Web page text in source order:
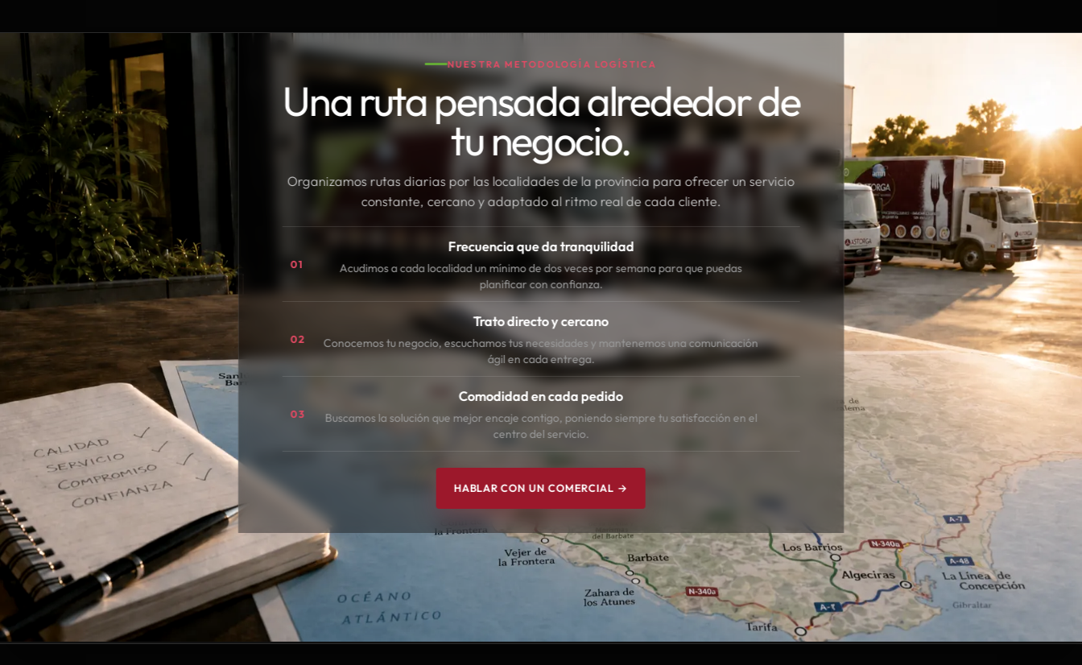
NUESTRA METODOLOGÍA LOGÍSTICA
Una ruta pensada alrededor de
tu negocio.
Organizamos rutas diarias por las localidades de la provincia para ofrecer un servicio
constante, cercano y adaptado al ritmo real de cada cliente.
01
Frecuencia que da tranquilidad
Acudimos a cada localidad un mínimo de dos veces por semana para que puedas
planificar con confianza.
02
Trato directo y cercano
Conocemos tu negocio, escuchamos tus necesidades y mantenemos una comunicación
ágil en cada entrega.
03
Comodidad en cada pedido
Buscamos la solución que mejor encaje contigo, poniendo siempre tu satisfacción en el
centro del servicio.
HABLAR CON UN COMERCIAL →